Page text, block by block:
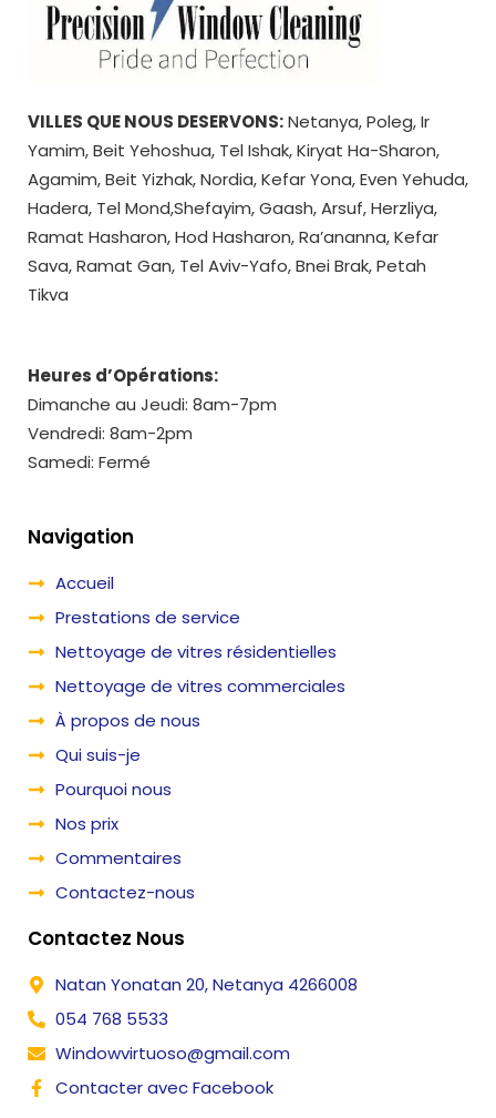
VILLES QUE NOUS DESERVONS:Netanya, Poleg, Ir
Yamim, Beit Yehoshua, Tel Ishak, Kiryat Ha-Sharon,
Agamim, Beit Yizhak, Nordia, Kefar Yona, Even Yehuda,
Hadera, Tel Mond,Shefayim, Gaash, Arsuf, Herzliya,
Ramat Hasharon, Hod Hasharon, Ra’ananna, Kefar
Sava, Ramat Gan, Tel Aviv-Yafo, Bnei Brak, Petah
Tikva
Heures d’Opérations:
Dimanche au Jeudi: 8am-7pm
Vendredi: 8am-2pm
Samedi: Fermé
Navigation
Accueil
Prestations de service
Nettoyage de vitres résidentielles
Nettoyage de vitres commerciales
À propos de nous
Qui suis-je
Pourquoi nous
Nos prix
Commentaires
Contactez-nous
Contactez Nous
Natan Yonatan 20, Netanya 4266008
054 768 5533
Windowvirtuoso@gmail.com
Contacter avec Facebook